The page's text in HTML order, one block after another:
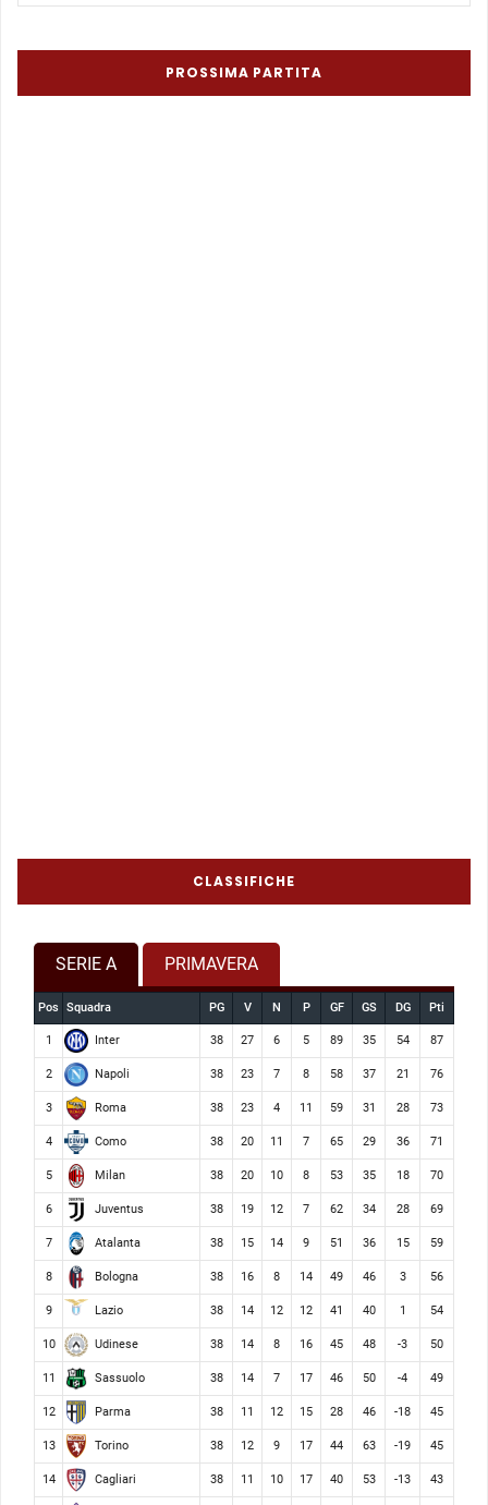
PROSSIMA PARTITA
CLASSIFICHE
SERIE A PRIMAVERA
Pos Squadra PG V N P GF GS DG Pti
1 Inter 38 27 6 5 89 35 54 87
2 Napoli 38 23 7 8 58 37 21 76
3 Roma 38 23 4 11 59 31 28 73
4 Como 38 20 11 7 65 29 36 71
5 Milan 38 20 10 8 53 35 18 70
6 Juventus 38 19 12 7 62 34 28 69
7 Atalanta 38 15 14 9 51 36 15 59
8 Bologna 38 16 8 14 49 46 3 56
9 Lazio 38 14 12 12 41 40 1 54
10 Udinese 38 14 8 16 45 48 -3 50
11 Sassuolo 38 14 7 17 46 50 -4 49
12 Parma 38 11 12 15 28 46 -18 45
13 Torino 38 12 9 17 44 63 -19 45
14 Cagliari 38 11 10 17 40 53 -13 43